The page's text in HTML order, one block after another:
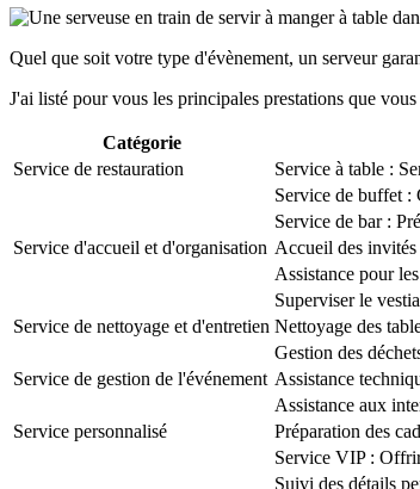
Quel que soit votre type d'évènement, un serveur
J'ai listé pour vous les principales prestations que
Catégorie
Service de restauration
Service à table :
Service de buffet :
Service de bar :
Service d'accueil et d'organisation Accueil des
Assistance pour
Superviser le
Service de nettoyage et d'entretien Nettoyage des
Gestion des
Service de gestion de l'événement Assistance
Assistance aux
Service personnalisé
Préparation des
Service VIP :
Suivi des détails